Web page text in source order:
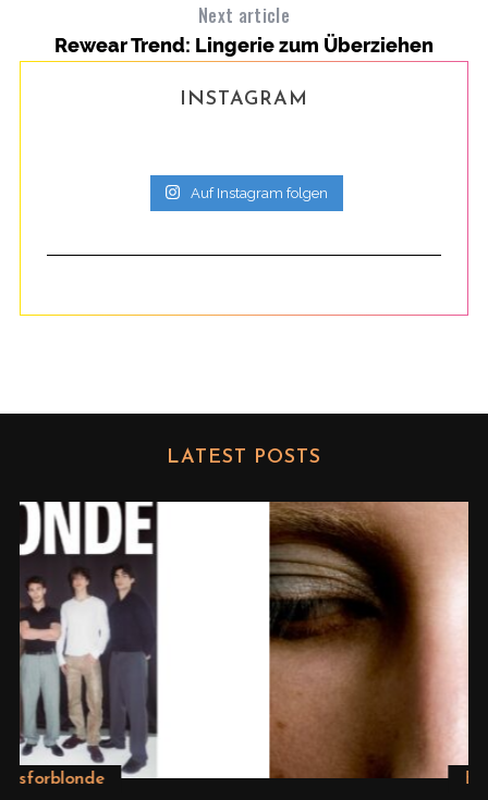
Next article
Rewear Trend: Lingerie zum Überziehen
INSTAGRAM
Auf Instagram folgen
LATEST POSTS
Beauty